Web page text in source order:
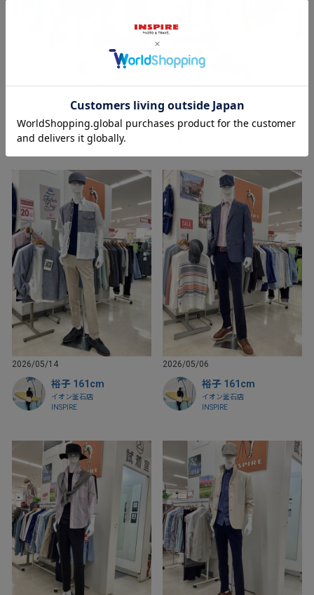
裕子 161cm
イオン釜石店
INSPIRE
裕子 161cm
イオン釜石店
2026/05/14
裕子 161cm
イオン釜石店
INSPIRE
2026/05/06
裕子 161cm
イオン釜石店
INSPIRE